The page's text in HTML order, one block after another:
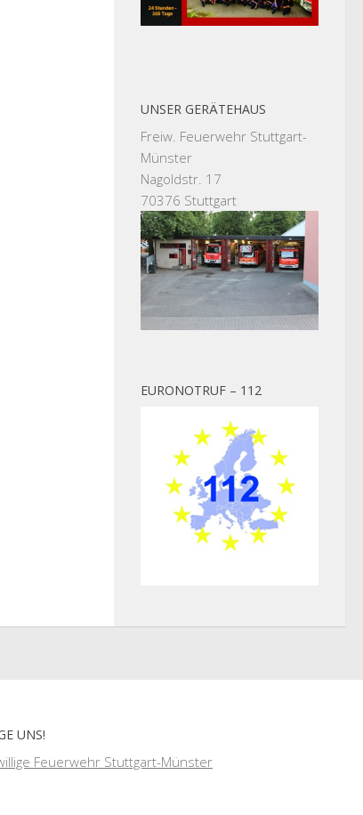
UNSER GERÄTEHAUS
Freiw. Feuerwehr Stuttgart-
Münster
Nagoldstr. 17
70376 Stuttgart
EURONOTRUF – 112
UNS!
Feuerwehr Stuttgart-Münster